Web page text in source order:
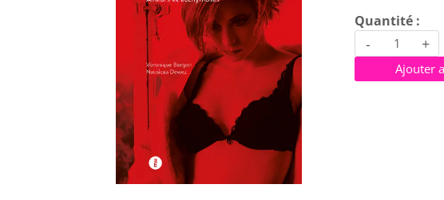
Quantité :
- +
Ajouter